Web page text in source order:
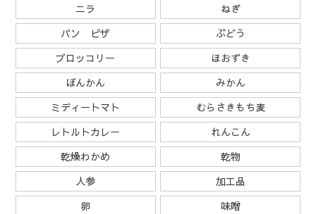
ニラ
ねぎ
パン ピザ
ぶどう
ブロッコリー
ほおずき
ぽんかん
みかん
ミディートマト
むらさきもち麦
レトルトカレー
れんこん
乾燥わかめ
乾物
人参
加工品
卵
味噌